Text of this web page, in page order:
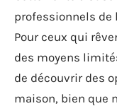
professionnels de
Pour ceux qui
des moyens
de découvrir des
maison, bien que